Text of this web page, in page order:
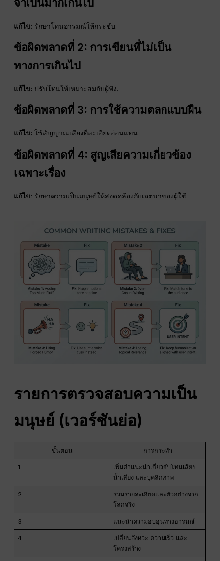
จำเป็นมากเกินไป
แก้ไข: รักษาโทนอารมณ์ให้กระชับ.
ข้อผิดพลาดที่ 2: การเขียนที่ไม่เป็น
ทางการเกินไป
แก้ไข: ปรับโทนให้เหมาะสมกับผู้ฟัง.
ข้อผิดพลาดที่ 3: การใช้ความตลกแบบฝืน
แก้ไข: ใช้สัญญาณเสียงที่ละเอียดอ่อนแทน.
ข้อผิดพลาดที่ 4: สูญเสียความเกี่ยวข้อง
เฉพาะเรื่อง
แก้ไข: รักษาความเป็นมนุษย์ให้สอดคล้องกับเจตนาของผู้ใช้.
รายการตรวจสอบความเป็น
มนุษย์ (เวอร์ชันย่อ)
ขั้นตอน การกระทำ
1
เพิ่มคำแนะนำเกี่ยวกับโทนเสียง
น้ำเสียง และบุคลิกภาพ
2
รวมรายละเอียดและตัวอย่างจาก
โลกจริง
3 แนะนำความอบอุ่นทางอารมณ์
4
เปลี่ยนจังหวะ ความเร็ว และ
โครงสร้าง